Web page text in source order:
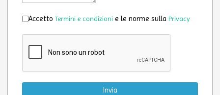
Accettazione *
Accetto Termini e condizioni e le norme sulla Privacy
Invia